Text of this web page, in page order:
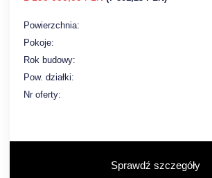
Powierzchnia:
Pokoje:
Rok budowy:
Pow. działki:
Nr oferty:
Sprawdź szczegóły